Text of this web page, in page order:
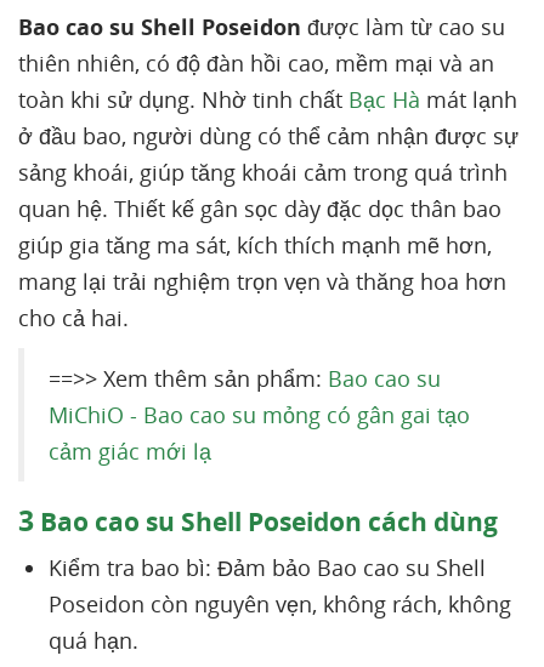
Bao cao su Shell Poseidon được làm từ cao su
thiên nhiên, có độ đàn hồi cao, mềm mại và an
toàn khi sử dụng. Nhờ tinh chất Bạc Hà mát lạnh
ở đầu bao, người dùng có thể cảm nhận được sự
sảng khoái, giúp tăng khoái cảm trong quá trình
quan hệ. Thiết kế gân sọc dày đặc dọc thân bao
giúp gia tăng ma sát, kích thích mạnh mẽ hơn,
mang lại trải nghiệm trọn vẹn và thăng hoa hơn
cho cả hai.
==>> Xem thêm sản phẩm: Bao cao su
MiChiO - Bao cao su mỏng có gân gai tạo
cảm giác mới lạ
3 Bao cao su Shell Poseidon cách dùng
Kiểm tra bao bì: Đảm bảo Bao cao su Shell
Poseidon còn nguyên vẹn, không rách, không
quá hạn.